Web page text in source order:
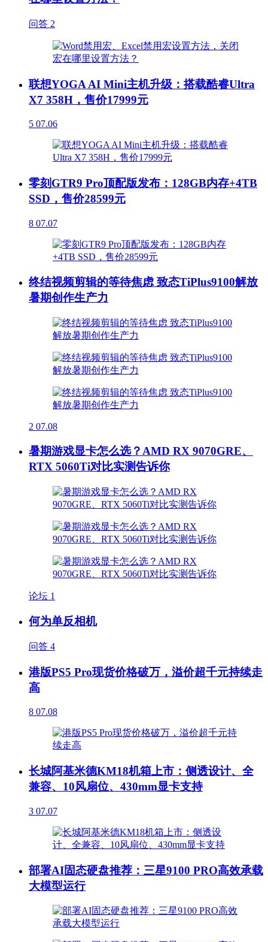
问答 2
联想YOGA AI Mini主机升级：搭载酷睿Ultra
X7 358H，售价17999元
5 07.06
零刻GTR9 Pro顶配版发布：128GB内存+4TB
SSD，售价28599元
8 07.07
终结视频剪辑的等待焦虑 致态TiPlus9100解放
暑期创作生产力
2 07.08
暑期游戏显卡怎么选？AMD RX 9070GRE、
RTX 5060Ti对比实测告诉你
论坛 1
何为单反相机
问答 4
港版PS5 Pro现货价格破万，溢价超千元持续走
高
8 07.08
长城阿基米德KM18机箱上市：侧透设计、全
兼容、10风扇位、430mm显卡支持
3 07.07
部署AI固态硬盘推荐：三星9100 PRO高效承载
大模型运行